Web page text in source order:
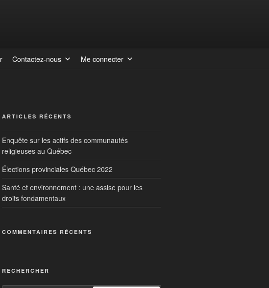
Contactez-nous Me connecter
ARTICLES RÉCENTS
Enquête sur les actifs des communautés
religieuses au Québec
Élections provinciales Québec 2022
Santé et environnement : une assise pour les
droits fondamentaux
COMMENTAIRES RÉCENTS
RECHERCHER